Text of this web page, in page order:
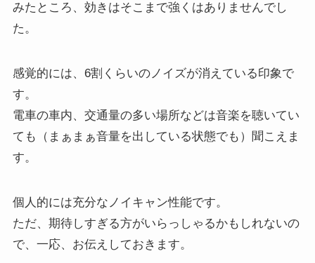
みたところ、効きはそこまで強くはありませんでし
た。
感覚的には、6割くらいのノイズが消えている印象で
す。
電車の車内、交通量の多い場所などは音楽を聴いてい
ても（まぁまぁ音量を出している状態でも）聞こえま
す。
個人的には充分なノイキャン性能です。
ただ、期待しすぎる方がいらっしゃるかもしれないの
で、一応、お伝えしておきます。